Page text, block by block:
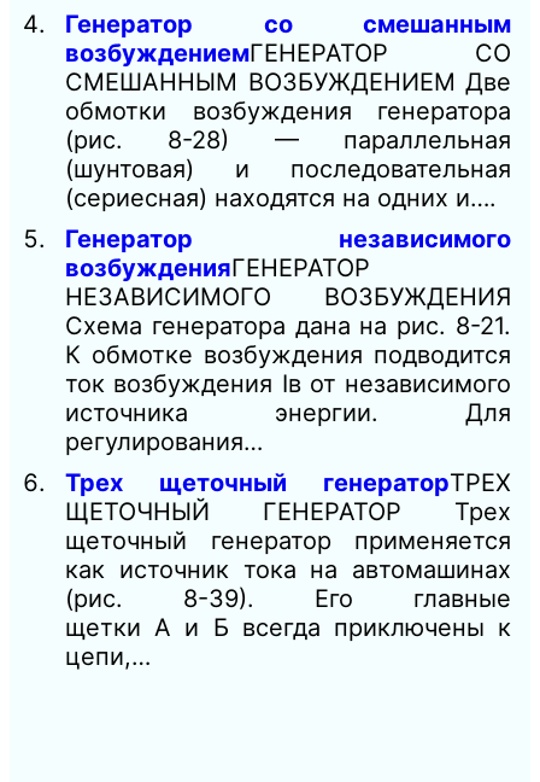
Генератор со смешанным
возбуждениемГEHEPATOP СО
СМЕШАННЫМ ВОЗБУЖДЕНИЕМ Две
обмотки возбуждения генератора
(рис. 8-28) — параллельная
(шунтовая) и последовательная
(сериесная) находятся на одних и….
Генератор независимого
возбужденияГЕНЕРАТОР
НЕЗАВИСИМОГО ВОЗБУЖДЕНИЯ
Схема генератора дана на рис. 8-21.
К обмотке возбуждения подводится
ток возбуждения Iв от независимого
источника энергии. Для
регулирования…
Трех щеточный генераторТРЕХ
ЩЕТОЧНЫЙ ГЕНЕРАТОР Трех
щеточный генератор применяется
как источник тока на автомашинах
(рис. 8-39). Его главные
щетки А и Б всегда приключены к
цепи,…